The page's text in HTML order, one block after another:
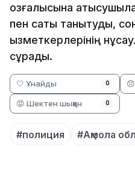
қозғалысына
пен сақтық танытуды,
қызметкерлерінің
сұрады.
🤍 Ұнайды 0
😡 Шектен шыққан 0
#полиция #Ақмола